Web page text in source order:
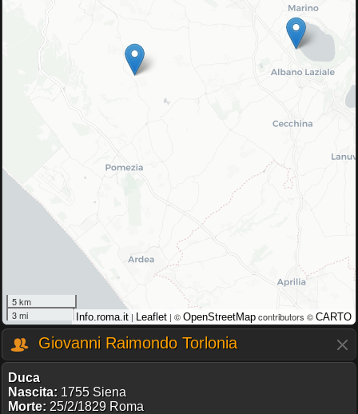
5 km
3 mi
Info.roma.it | Leaflet | © OpenStreetMap contributors © CARTO
Giovanni Raimondo Torlonia
Duca
Nascita: 1755 Siena
Morte: 25/2/1829 Roma